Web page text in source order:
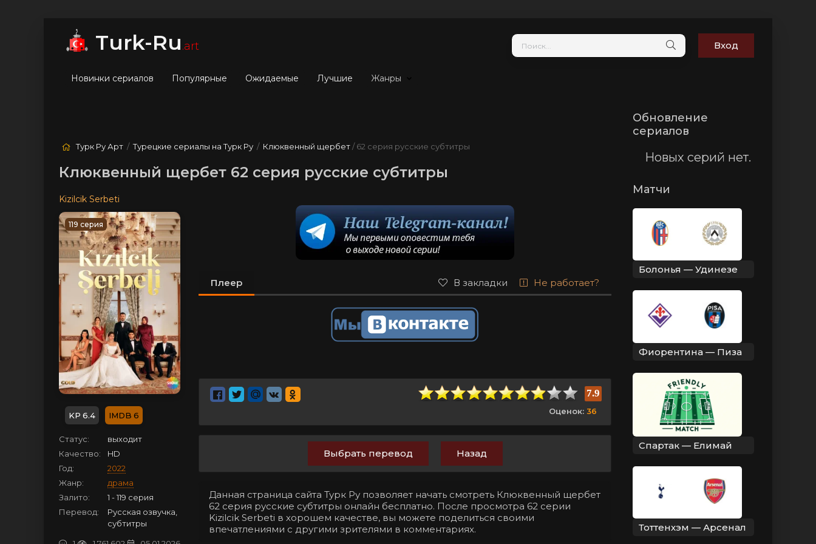
Turk-Ru.art Вход
Новинки сериалов Популярные Ожидаемые Лучшие Жанры
Турк Ру Арт /Турецкие сериалы на Турк Ру / Клюквенный щербет/ 62 серия русские субтитры
Клюквенный щербет 62 серия русские субтитры
Kizilcik Serbeti
119 серия
6.4 6
Статус:
выходит
Качество:
HD
Год:
2022
Жанр:
драма
Залито:
1 - 119 серия
Перевод:
Русская озвучка,
субтитры
Плеер В закладки Не работает?
7.9
Оценок: 36
Выбрать перевод Назад
Данная страница сайта Турк Ру позволяет начать смотреть Клюквенный щербет
62 серия русские субтитры онлайн бесплатно. После просмотра 62 серии
Kizilcik Serbeti в хорошем качестве, вы можете поделиться своими
впечатлениями с другими зрителями в комментариях.
Обновление
сериалов
Новых серий нет.
Матчи
Болонья — Удинезе
Фиорентина — Пиза
Спартак — Елимай
Тоттенхэм — Арсенал